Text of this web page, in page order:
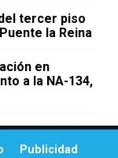
tercer piso
la Reina
en
a la NA-134,
Publicidad